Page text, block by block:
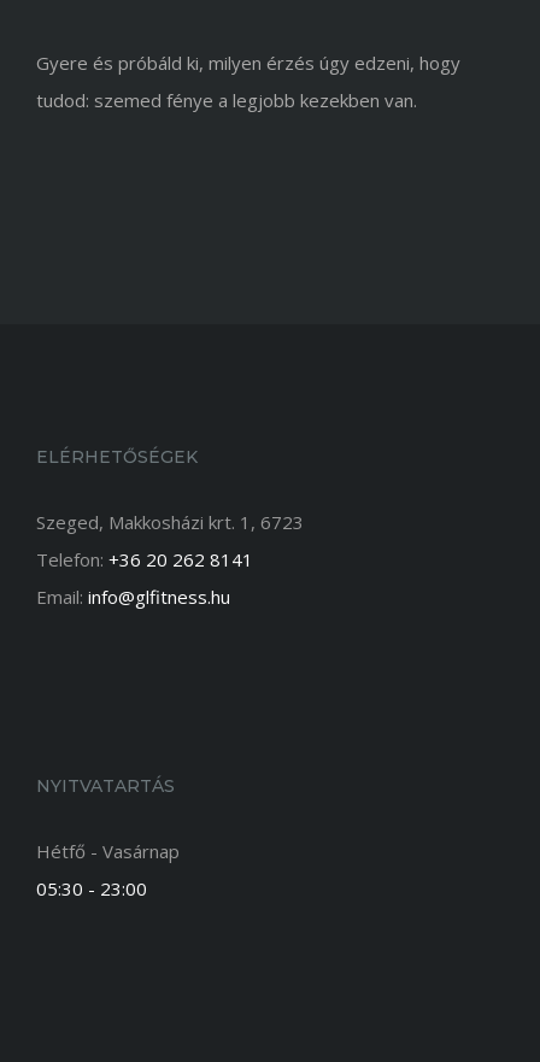
Gyere és próbáld ki, milyen érzés úgy edzeni, hogy
tudod: szemed fénye a legjobb kezekben van.
ELÉRHETŐSÉGEK
Szeged, Makkosházi krt. 1, 6723
Telefon: +36 20 262 8141
Email: info@glfitness.hu
NYITVATARTÁS
Hétfő - Vasárnap
05:30 - 23:00